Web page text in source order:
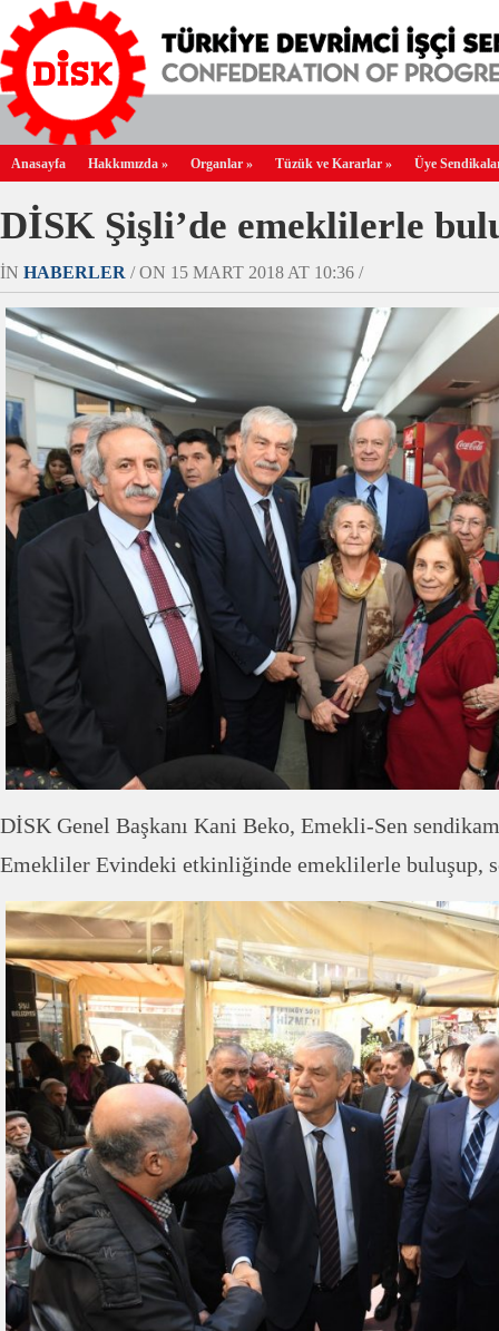
Anasayfa Hakkımızda » Organlar » Tüzük ve Kararlar » Üye
DİSK Şişli’de emeklilerle
IN HABERLER / ON 15 MART 2018 AT 10:36 /
DİSK Genel Başkanı Kani Beko, Emekli-Sen
Emekliler Evindeki etkinliğinde emeklilerle buluşup,